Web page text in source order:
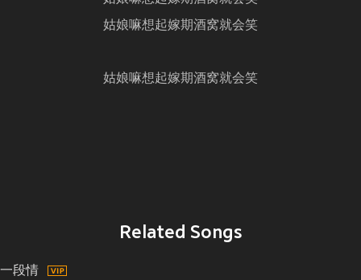
姑娘嘛想起嫁期酒窝就会笑
姑娘嘛想起嫁期酒窝就会笑
Related Songs
一段情